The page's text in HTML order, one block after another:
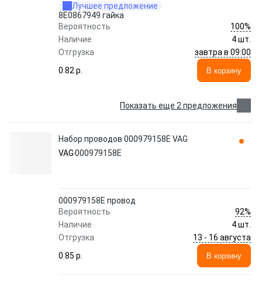
Лучшее предложение
8E0867949 гайка
Вероятность
100%
Наличие
4 шт.
Отгрузка
завтра в 09:00
0.82 p.
В корзину
Показать еще 2 предложения
Набор проводов 000979158E VAG
VAG000979158E
000979158E провод
Вероятность
92%
Наличие
4 шт.
Отгрузка
13 - 16 августа
0.85 p.
В корзину